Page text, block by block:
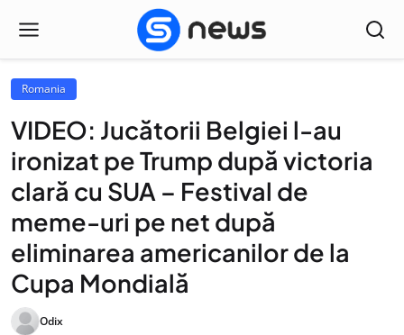
Romania
VIDEO: Jucătorii Belgiei l-au
ironizat pe Trump după victoria
clară cu SUA – Festival de
meme-uri pe net după
eliminarea americanilor de la
Cupa Mondială
Odix